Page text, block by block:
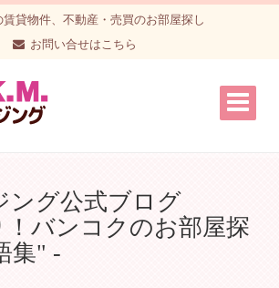
貸物件、不動産・売買のお部屋探し
お問い合せはこちら
ング公式ブログ
！バンコクのお部屋探
集" -